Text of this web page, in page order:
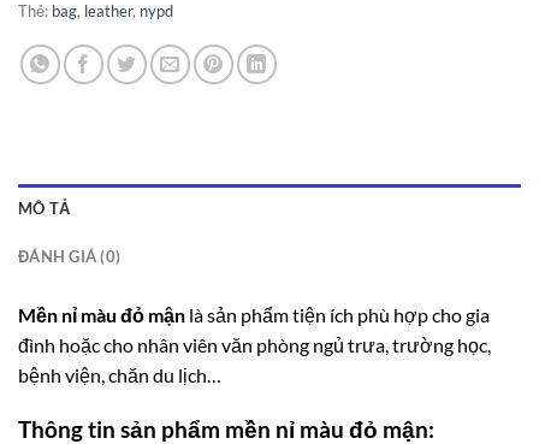
Thẻ: bag, leather, nypd
MÔ TẢ
ĐÁNH GIÁ (0)
Mền nỉ màu đỏ mận là sản phẩm tiện ích phù hợp cho gia
đình hoặc cho nhân viên văn phòng ngủ trưa, trường học,
bệnh viện, chăn du lịch…
Thông tin sản phẩm mền nỉ màu đỏ mận: